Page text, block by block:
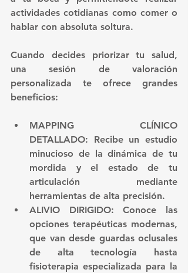
actividades cotidianas como comer o
hablar con absoluta soltura.
Cuando decides priorizar tu salud,
una sesión de valoración
personalizada te ofrece grandes
beneficios:
MAPPING CLÍNICO
DETALLADO: Recibe un estudio
minucioso de la dinámica de tu
mordida y el estado de tu
articulación mediante
herramientas de alta precisión.
ALIVIO DIRIGIDO: Conoce las
opciones terapéuticas modernas,
que van desde guardas oclusales
de alta tecnología hasta
fisioterapia especializada para la